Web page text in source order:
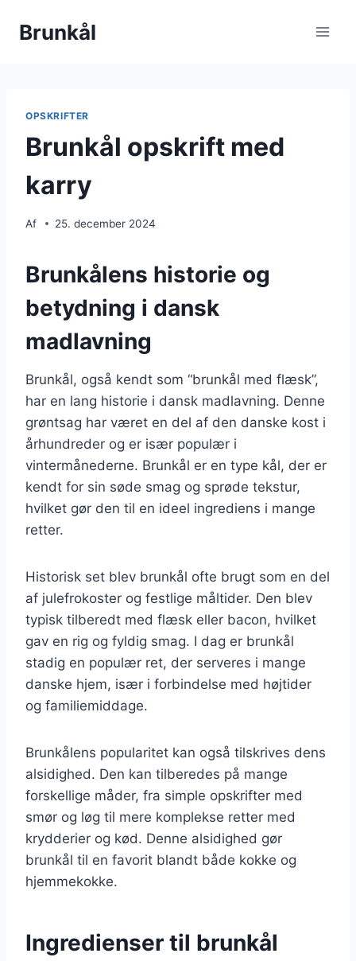
Brunkål
OPSKRIFTER
Brunkål opskrift med
karry
Af 25. december 2024
Brunkålens historie og
betydning i dansk
madlavning
Brunkål, også kendt som “brunkål med flæsk”,
har en lang historie i dansk madlavning. Denne
grøntsag har været en del af den danske kost i
århundreder og er især populær i
vintermånederne. Brunkål er en type kål, der er
kendt for sin søde smag og sprøde tekstur,
hvilket gør den til en ideel ingrediens i mange
retter.
Historisk set blev brunkål ofte brugt som en del
af julefrokoster og festlige måltider. Den blev
typisk tilberedt med flæsk eller bacon, hvilket
gav en rig og fyldig smag. I dag er brunkål
stadig en populær ret, der serveres i mange
danske hjem, især i forbindelse med højtider
og familiemiddage.
Brunkålens popularitet kan også tilskrives dens
alsidighed. Den kan tilberedes på mange
forskellige måder, fra simple opskrifter med
smør og løg til mere komplekse retter med
krydderier og kød. Denne alsidighed gør
brunkål til en favorit blandt både kokke og
hjemmekokke.
Ingredienser til brunkål